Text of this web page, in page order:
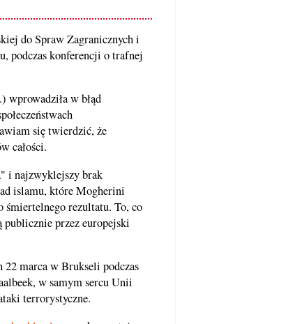
do Spraw Zagranicznych i
podczas konferencji o trafnej
wprowadziła w błąd
się twierdzić, że
całości.
i najzwyklejszy brak
islamu, które Mogherini
śmiertelnego rezultatu. To, co
publicznie przez europejski
22 marca w Brukseli podczas
w samym sercu Unii
terrorystyczne.